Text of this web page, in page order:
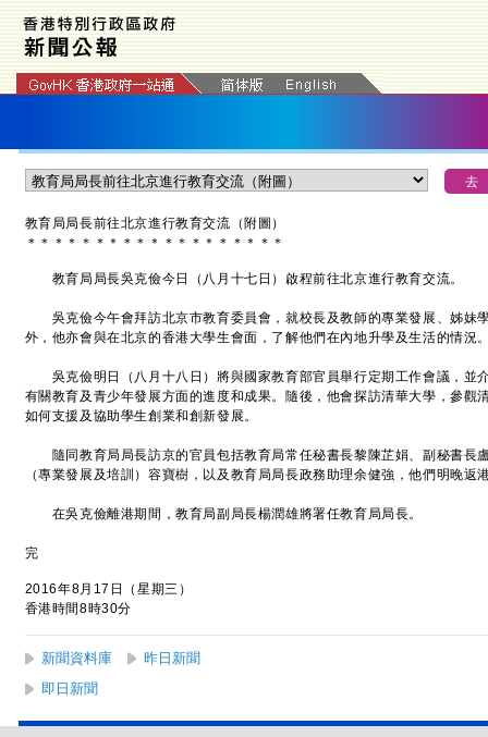
​教育局局長前往北京進行教育交流 （附圖）
＊ ＊ ＊ ＊ ＊ ＊ ＊ ＊ ＊ ＊ ＊ ＊ ＊ ＊ ＊ ＊ ＊ ＊ ＊
教育局局長吳克儉今日（八月十七日）啟程前往北京進行教育交流。
吳克儉今午會拜訪北京市教育委員會，就校長及教師的專業發展、姊妹
外，他亦會與在北京的香港大學生會面，了解他們在內地升學及生活的情況
吳克儉明日（八月十八日）將與國家教育部官員舉行定期工作會議，並
有關教育及青少年發展方面的進度和成果。隨後，他會探訪清華大學，參
如何支援及協助學生創業和創新發展。
隨同教育局局長訪京的官員包括教育局常任秘書長黎陳芷娟、副秘書長
（專業發展及培訓）容寶樹，以及教育局局長政務助理余健強，他們明晚返
在吳克儉離港期間，教育局副局長楊潤雄將署任教育局局長。
完
2016年8月17日（星期三）
香港時間8時30分
新聞資料庫
昨日新聞
即日新聞